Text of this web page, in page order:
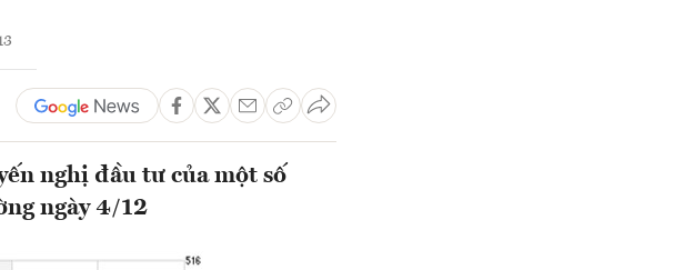
nghị đầu tư của một số
ngày 4/12